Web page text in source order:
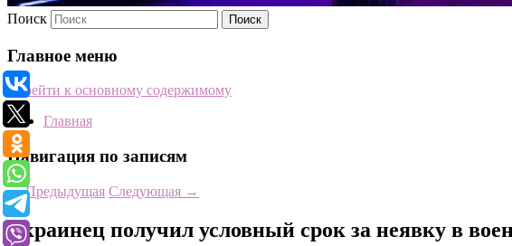
Поиск
Главное меню
Перейти к основному содержимому
Главная
Навигация по записям
←Предыдущая Следующая →
Украинец получил условный срок за неявку в